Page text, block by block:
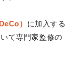
） に加入する
て専門家監修の